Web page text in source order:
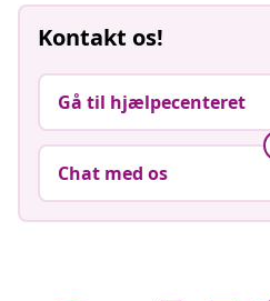
Kontakt os!
Gå til hjælpecenteret
Chat med os